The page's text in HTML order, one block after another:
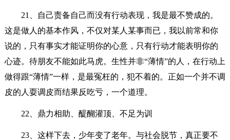
21、自己责备自己而没有行动表现，我是最不赞成的。
这是做人的基本作风，不仅对某人某事而已，我以前常和你
说的，只有事实才能证明你的心意，只有行动才能表明你的
心迹。待朋友不能如此马虎。生性并非“薄情”的人，在行动上
做得跟“薄情”一样，是最冤枉的，犯不着的。正如一个并不调
皮的人耍调皮而结果反吃亏，一个道理。
22、鼎力相助、醍醐灌顶、不足为训
23、这样下去，少年变了老年。与社会脱节，真正要不